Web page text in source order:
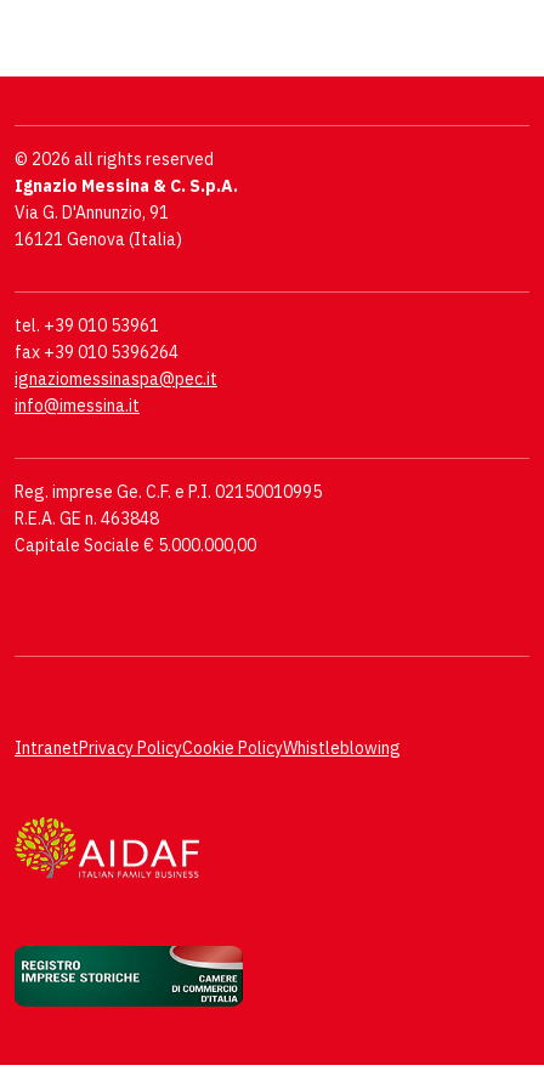
© 2026 all rights reserved
Ignazio Messina & C. S.p.A.
Via G. D'Annunzio, 91
16121 Genova (Italia)
tel. +39 010 53961
fax +39 010 5396264
ignaziomessinaspa@pec.it
info@imessina.it
Reg. imprese Ge. C.F. e P.I. 02150010995
R.E.A. GE n. 463848
Capitale Sociale € 5.000.000,00
IntranetPrivacy PolicyCookie PolicyWhistleblowing